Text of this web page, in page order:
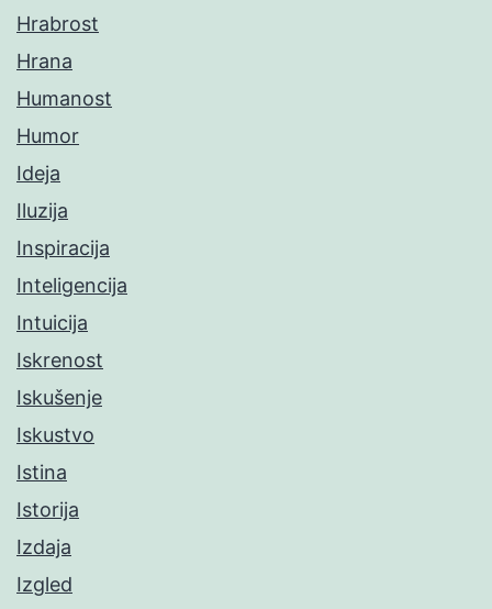
Hrabrost
Hrana
Humanost
Humor
Ideja
Iluzija
Inspiracija
Inteligencija
Intuicija
Iskrenost
Iskušenje
Iskustvo
Istina
Istorija
Izdaja
Izgled